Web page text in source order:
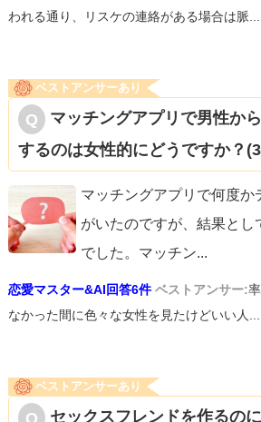
われる通り、リスケの連絡がある場合は脈...
ベストアンサーあり
マッチングアプリで男性か
するのは女性的にどうですか？
マッチングアプリで何度か
がいたのですが、結果とし
でした。マッチン...
恋愛マスター&AI回答6件 ベストアンサー:
なかった間に色々な女性を見たけどいい人...
ベストアンサーあり
セックスフレンドを作るの